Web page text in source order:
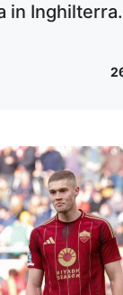
in